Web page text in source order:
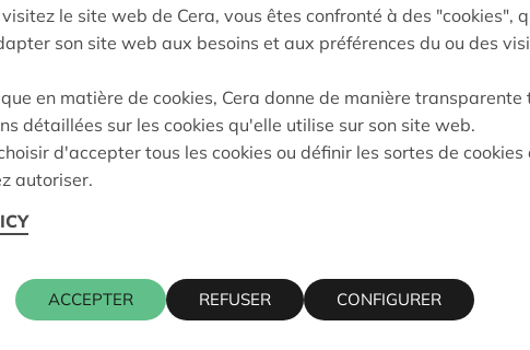
Approuvé
3202 AARSCHOT
Cera contact
le site web de Cera, vous êtes confronté à des "cookies",
son site web aux besoins et aux préférences du ou des
en matière de cookies, Cera donne de manière transparente
détaillées sur les cookies qu'elle utilise sur son site web.
d'accepter tous les cookies ou définir les sortes de cookies
autoriser.
ACCEPTER REFUSER CONFIGURER